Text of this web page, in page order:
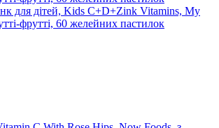
для дітей, Kids C+D+Zink Vitamins, My
фрутті, 60 желейних пастилок